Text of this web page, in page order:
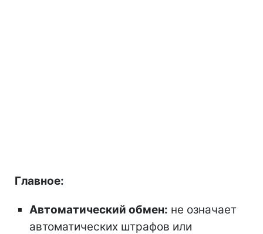
Главное:
Автоматический обмен: не означает
автоматических штрафов или